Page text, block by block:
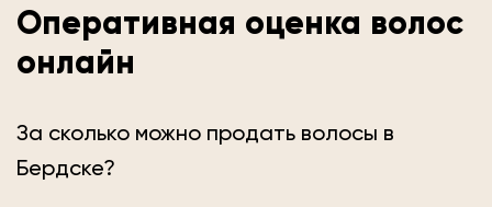
Оперативная оценка волос
онлайн
За сколько можно продать волосы в
Бердске?